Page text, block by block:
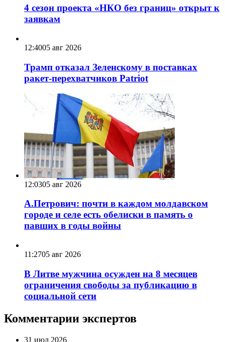
4 сезон проекта «НКО без границ» открыт к
заявкам
12:4005 авг 2026
Трамп отказал Зеленскому в поставках
ракет-перехватчиков Patriot
12:0305 авг 2026
А.Петрович: почти в каждом молдавском
городе и селе есть обелиски в память о
павших в годы войны
11:2705 авг 2026
В Литве мужчина осужден на 8 месяцев
ограничения свободы за публикацию в
социальной сети
Комментарии экспертов
31 июл 2026